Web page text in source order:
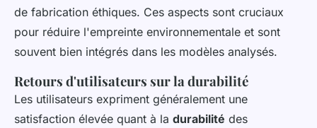
de fabrication éthiques. Ces aspects sont cruciaux
pour réduire l'empreinte environnementale et sont
souvent bien intégrés dans les modèles analysés.
Retours d'utilisateurs sur la durabilité
Les utilisateurs expriment généralement une
satisfaction élevée quant à la durabilité des